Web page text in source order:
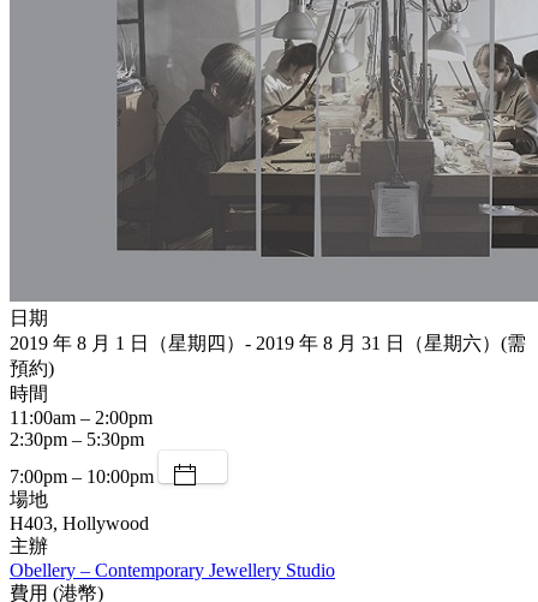
日期
2019 年 8 月 1 日（星期四）- 2019 年 8 月 31 日（星期六）(需
預約)
時間
11:00am – 2:00pm
2:30pm – 5:30pm
7:00pm – 10:00pm
場地
H403, Hollywood
主辦
Obellery – Contemporary Jewellery Studio
費用 (港幣)